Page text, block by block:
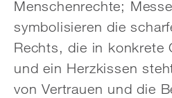
Menschenrechte;
symbolisieren die
Rechts, die in konkrete
und ein Herzkissen
von Vertrauen und die